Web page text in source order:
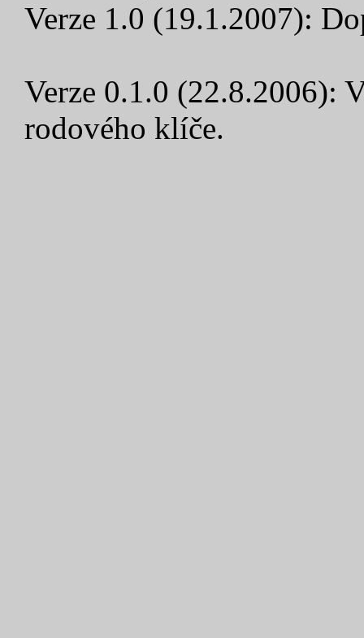
Verze 1.0 (19.1.2007):
Verze 0.1.0 (22.8.2006):
rodového klíče.